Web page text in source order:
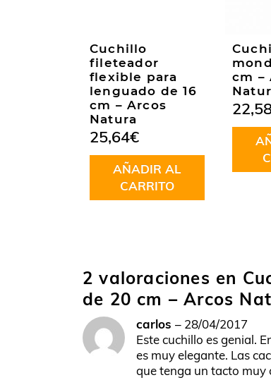
Cuchillo
fileteador
flexible para
lenguado de 16
cm – Arcos
Natura
25,64€
AÑADIR AL
CARRITO
cm –
2 valoraciones en
de 20 cm – Arcos
carlos – 28/04/2017
Este cuchillo es genial.
es muy elegante. Las
que tenga un tacto muy